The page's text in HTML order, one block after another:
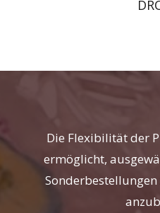
Die Flexibilität der
ermöglicht,